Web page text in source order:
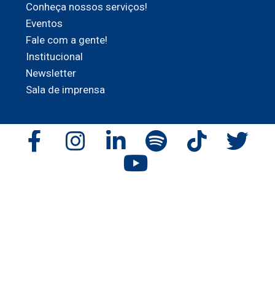
Conheça nossos serviços!
Eventos
Fale com a gente!
Institucional
Newsletter
Sala de imprensa